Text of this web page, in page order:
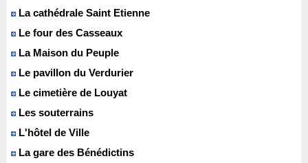
La cathédrale Saint Etienne
Le four des Casseaux
La Maison du Peuple
Le pavillon du Verdurier
Le cimetière de Louyat
Les souterrains
L'hôtel de Ville
La gare des Bénédictins